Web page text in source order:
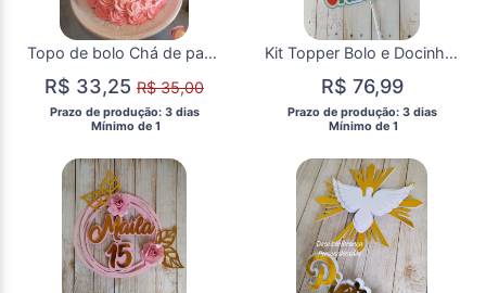
Topo de bolo Chá de panela
R$ 33,25 R$ 35,00
Prazo de produção: 3 dias
  Mínimo de 1
Kit Topper Bolo e Docinhos com Foto Carinha Aniversário Bebê
R$ 76,99
Prazo de produção: 3 dias
  Mínimo de 1